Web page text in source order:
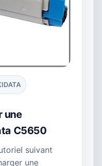
une
C5650
suivant
une